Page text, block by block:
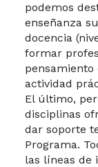
podemos
enseñanza
docencia
formar
actividad
El último,
disciplinas
dar soporte
Programa.
las líneas de